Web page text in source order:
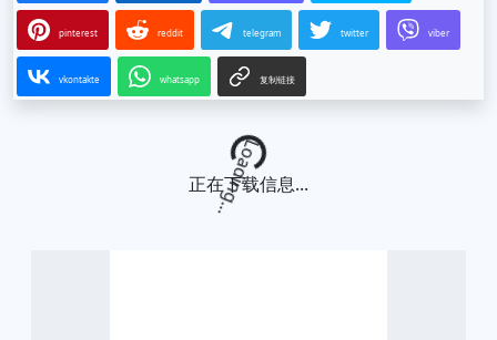
pinterest reddit telegram twitter viber
vkontakte whatsapp 复制链接
Loading...
正在下载信息...